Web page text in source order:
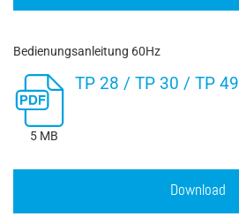
Bedienungsanleitung 60Hz
5 MB
TP 28 / TP 30 / TP 49
Download